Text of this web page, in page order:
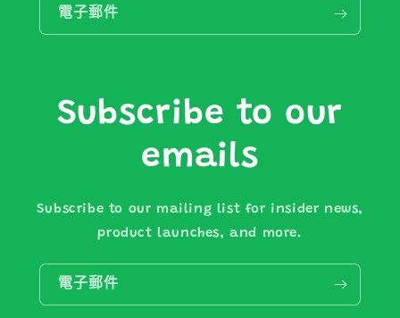
電子郵件
Subscribe to our
emails
Subscribe to our mailing list for insider news,
product launches, and more.
電子郵件